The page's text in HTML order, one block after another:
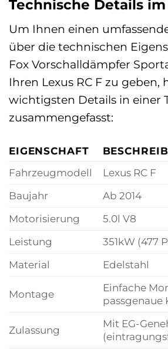
Technische Details
Um Ihnen einen
über die technischen
Fox Vorschalldämpfer
Ihren Lexus RC F zu geben,
wichtigsten Details in einer
zusammengefasst:
EIGENSCHAFT
Fahrzeugmodell
Lexus RC F
Baujahr
Ab 2014
Motorisierung
5.0l V8
Leistung
351kW (477
Material
Edelstahl
Montage
Einfache
passgenaue
Zulassung
Mit EG-